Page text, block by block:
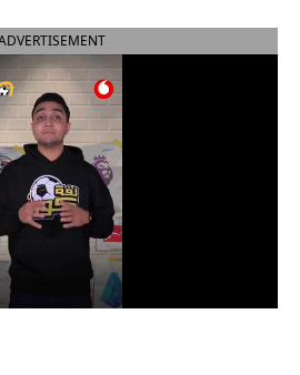
الدوري السعودي للمحترفين